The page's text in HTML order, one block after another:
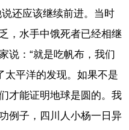
还应该继续前进。当时
，水手中饿死者已经相继
说：“就是吃帆布，我们
太平洋的发现。如果不是
才能证明地球是圆的。我
例子，四川人小杨一日异